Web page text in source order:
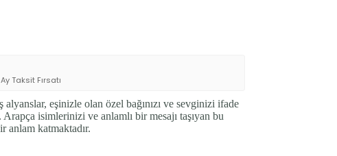
Taksit Fırsatı
eşinizle olan özel bağınızı ve sevginizi ifade
isimlerinizi ve anlamlı bir mesajı taşıyan bu
anlam katmaktadır.